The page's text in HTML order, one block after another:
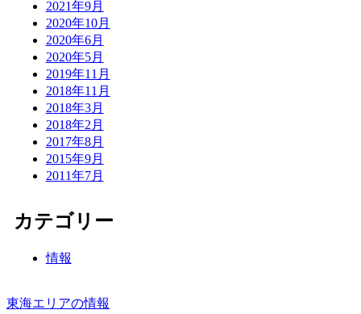
2021年9月
2020年10月
2020年6月
2020年5月
2019年11月
2018年11月
2018年3月
2018年2月
2017年8月
2015年9月
2011年7月
カテゴリー
情報
東海エリアの情報